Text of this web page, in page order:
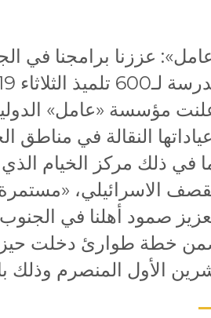
عززنا برامجنا في
مؤسسة «عامل»
النقالة في مناطق
في ذلك مركز الخيام
الاسرائيلي، «مستمرة
صمود أهلنا في
خطة طوارئ دخلت حيز
الأول المنصرم وذلك